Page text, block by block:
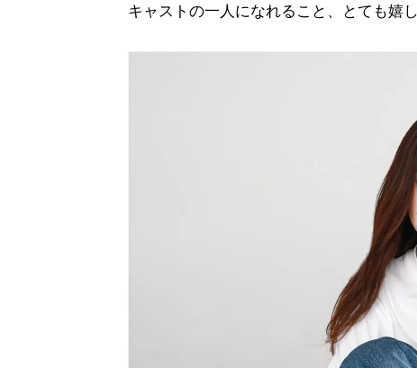
キャストの一人になれること、とても嬉